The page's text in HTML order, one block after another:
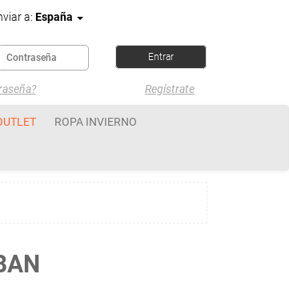
a: España
Regístrate
ROPA INVIERNO